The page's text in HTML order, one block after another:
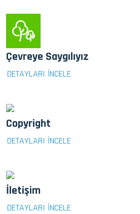
Çevreye Saygılıyız
DETAYLARI İNCELE
Copyright
DETAYLARI İNCELE
İletişim
DETAYLARI İNCELE